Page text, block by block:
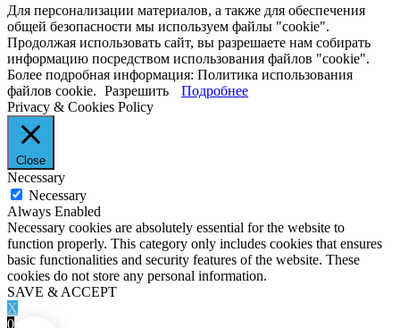
Для персонализации материалов, а также для обеспечения
общей безопасности мы используем файлы "cookie".
Продолжая использовать сайт, вы разрешаете нам собирать
информацию посредством использования файлов "cookie".
Более подробная информация: Политика использования
файлов cookie. Разрешить
Подробнее
Privacy & Cookies Policy
Close
Necessary
Necessary
Always Enabled
Necessary cookies are absolutely essential for the website to
function properly. This category only includes cookies that ensures
basic functionalities and security features of the website. These
cookies do not store any personal information.
SAVE & ACCEPT
X
0